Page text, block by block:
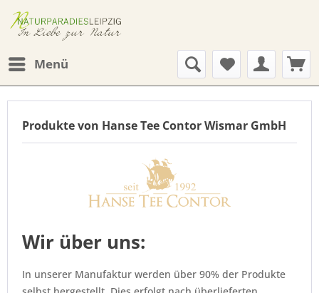
Menü
Produkte von Hanse Tee Contor Wismar GmbH
Wir über uns:
In unserer Manufaktur werden über 90% der Produkte